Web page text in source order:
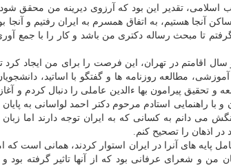
تقدیر این بود که آرزوی دیرینه من محقق شود.
ساکن آنجا هستیم، به اتفاق همسرم به ایران رفتیم و آنجا
گرفتم تا مبحث رساله دکتری من باشد و کار را با جمع
اقامتم در تهران، این فرصت را برای من ایجاد کرد
مطالعه روزنامه ها و گفتگو با اساتید،
تحقیق پیرامون بها ءالدین عاملی را دنبال کردم و
با راهنمایی استادم مرحوم دکتر احمد لواسانی به
می دانم به کسانی که به ایران توجه دارند اما زبان
در اذهان را تصحیح کنم.
پایه های آنرا در ایران استوار کردند، همانی است که
و شعرای عرفانی بود که از آنها تاثیر گرفته بود و